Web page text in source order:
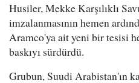
Husiler, Mekke Karşılıklı
imzalanmasının hemen
Aramco'ya ait yeni bir tesisi
baskıyı sürdürdü.
Grubun, Suudi Arabistan'ın